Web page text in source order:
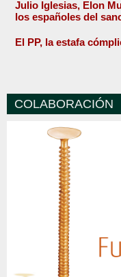
Julio Iglesias, Elon
los españoles del
El PP, la estafa
COLABORACIÓN